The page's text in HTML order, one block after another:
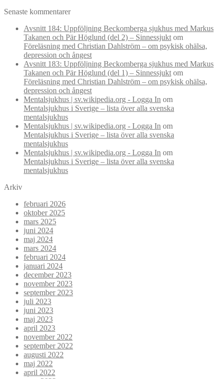
Senaste kommentarer
Avsnitt 184: Uppföljning Beckomberga sjukhus med Markus
Takanen och Pär Höglund (del 2) – Sinnessjukt om
Föreläsning med Christian Dahlström – om psykisk ohälsa,
depression och ångest
Avsnitt 183: Uppföljning Beckomberga sjukhus med Markus
Takanen och Pär Höglund (del 1) – Sinnessjukt om
Föreläsning med Christian Dahlström – om psykisk ohälsa,
depression och ångest
Mentalsjukhus | sv.wikipedia.org - Logga In om
Mentalsjukhus i Sverige – lista över alla svenska
mentalsjukhus
Mentalsjukhus | sv.wikipedia.org - Logga In om
Mentalsjukhus i Sverige – lista över alla svenska
mentalsjukhus
Mentalsjukhus | sv.wikipedia.org - Logga In om
Mentalsjukhus i Sverige – lista över alla svenska
mentalsjukhus
Arkiv
februari 2026
oktober 2025
mars 2025
juni 2024
maj 2024
mars 2024
februari 2024
januari 2024
december 2023
november 2023
september 2023
juli 2023
juni 2023
maj 2023
april 2023
november 2022
september 2022
augusti 2022
maj 2022
april 2022